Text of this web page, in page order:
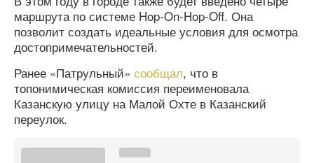
маршрута по системе Hop-On-Hop-Off. Она
позволит создать идеальные условия для осмотра
достопримечательностей.
Ранее «Патрульный» сообщал, что в
топонимическая комиссия переименовала
Казанскую улицу на Малой Охте в Казанский
переулок.